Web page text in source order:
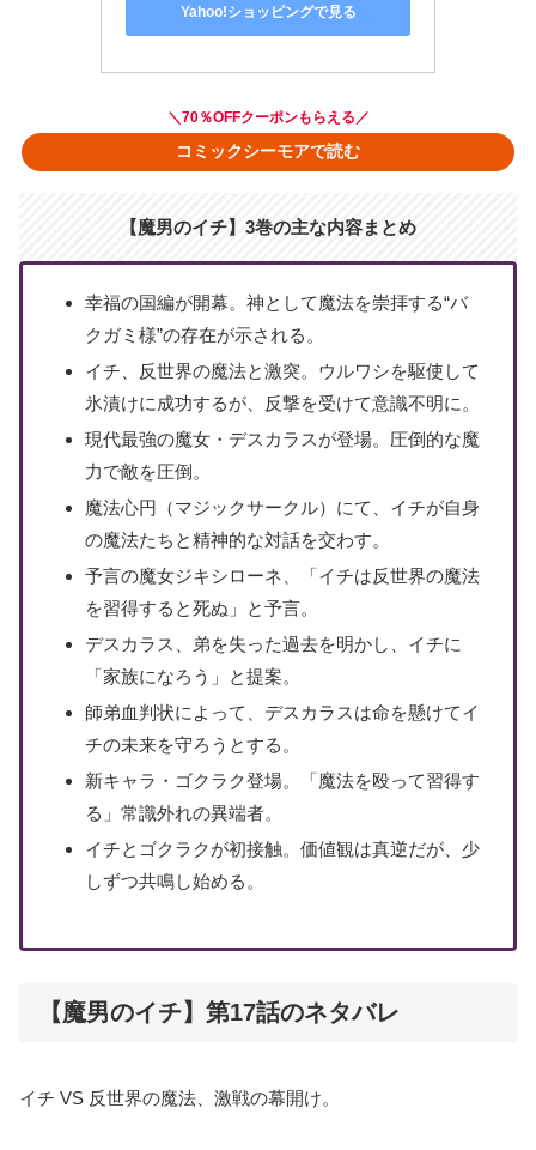
Yahoo!ショッピングで見る
＼70％OFFクーポンもらえる／
コミックシーモアで読む
【魔男のイチ】3巻の主な内容まとめ
幸福の国編が開幕。神として魔法を崇拝する“バ
クガミ様”の存在が示される。
イチ、反世界の魔法と激突。ウルワシを駆使して
氷漬けに成功するが、反撃を受けて意識不明に。
現代最強の魔女・デスカラスが登場。圧倒的な魔
力で敵を圧倒。
魔法心円（マジックサークル）にて、イチが自身
の魔法たちと精神的な対話を交わす。
予言の魔女ジキシローネ、「イチは反世界の魔法
を習得すると死ぬ」と予言。
デスカラス、弟を失った過去を明かし、イチに
「家族になろう」と提案。
師弟血判状によって、デスカラスは命を懸けてイ
チの未来を守ろうとする。
新キャラ・ゴクラク登場。「魔法を殴って習得す
る」常識外れの異端者。
イチとゴクラクが初接触。価値観は真逆だが、少
しずつ共鳴し始める。
【魔男のイチ】第17話のネタバレ
イチ VS 反世界の魔法、激戦の幕開け。